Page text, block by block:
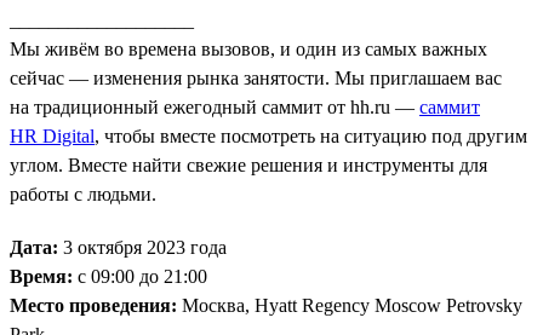
Мы живём во времена вызовов, и один из самых важных
сейчас — изменения рынка занятости. Мы приглашаем вас
на традиционный ежегодный саммит от hh.ru — саммит
HR Digital, чтобы вместе посмотреть на ситуацию под другим
углом. Вместе найти свежие решения и инструменты для
работы с людьми.
Дата: 3 октября 2023 года
Время: с 09:00 до 21:00
Место проведения: Москва, Hyatt Regency Moscow Petrovsky